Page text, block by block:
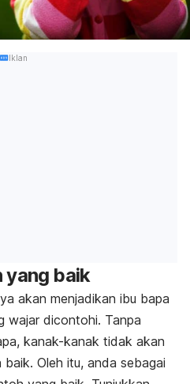
Iklan
yang baik
akan menjadikan ibu bapa
wajar dicontohi. Tanpa
kanak-kanak tidak akan
Oleh itu, anda sebagai